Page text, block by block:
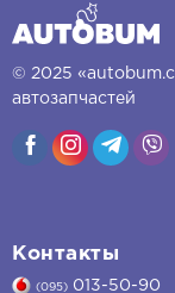
© 2025
автозапчастей
Контакты
(095) 013-50-90